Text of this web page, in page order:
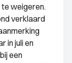
te weigeren.
verklaard
in juli en
een